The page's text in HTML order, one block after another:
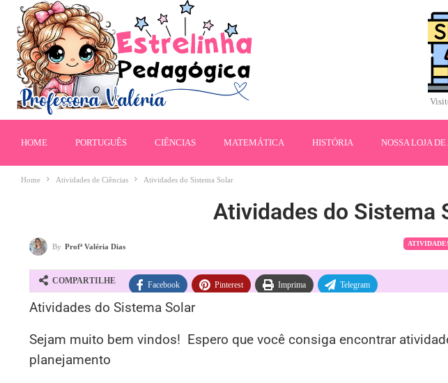
HOME PORTUGUÊS CIÊNCIAS MATEMÁTICA HISTÓRIA NOSSA LOJA
Home Atividades de Ciências Atividades do Sistema Solar
Atividades do Sistema
By Profª Valéria Dias
COMPARTILHE Facebook Pinterest Imprima Telegram
Atividades do Sistema Solar
Sejam muito bem vindos! Espero que você consiga encontrar
planejamento